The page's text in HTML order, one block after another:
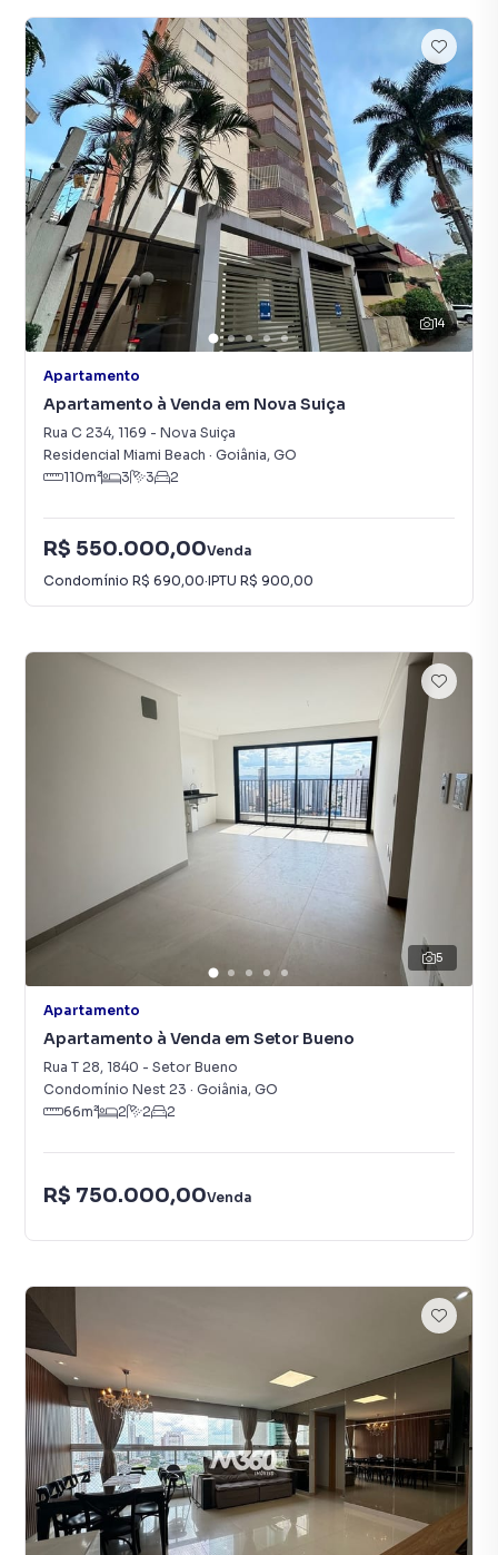
14
Apartamento
Apartamento à Venda em Nova Suiça
Rua C 234, 1169 - Nova Suiça
Residencial Miami Beach · Goiânia, GO
110m² 3 3 2
R$ 550.000,00Venda
Condomínio R$ 690,00·IPTU R$ 900,00
5
Apartamento
Apartamento à Venda em Setor Bueno
Rua T 28, 1840 - Setor Bueno
Condomínio Nest 23 · Goiânia, GO
66m² 2 2 2
R$ 750.000,00Venda